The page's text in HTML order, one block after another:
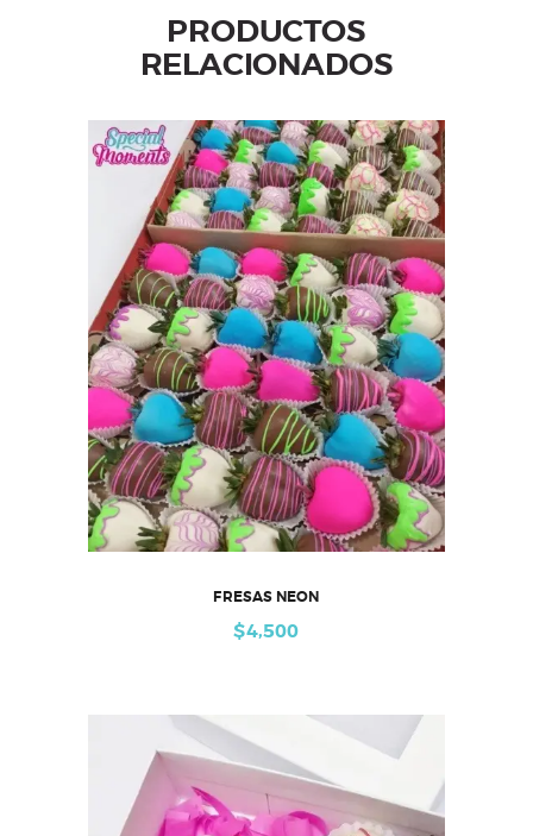
PRODUCTOS
RELACIONADOS
FRESAS NEON
$4,500